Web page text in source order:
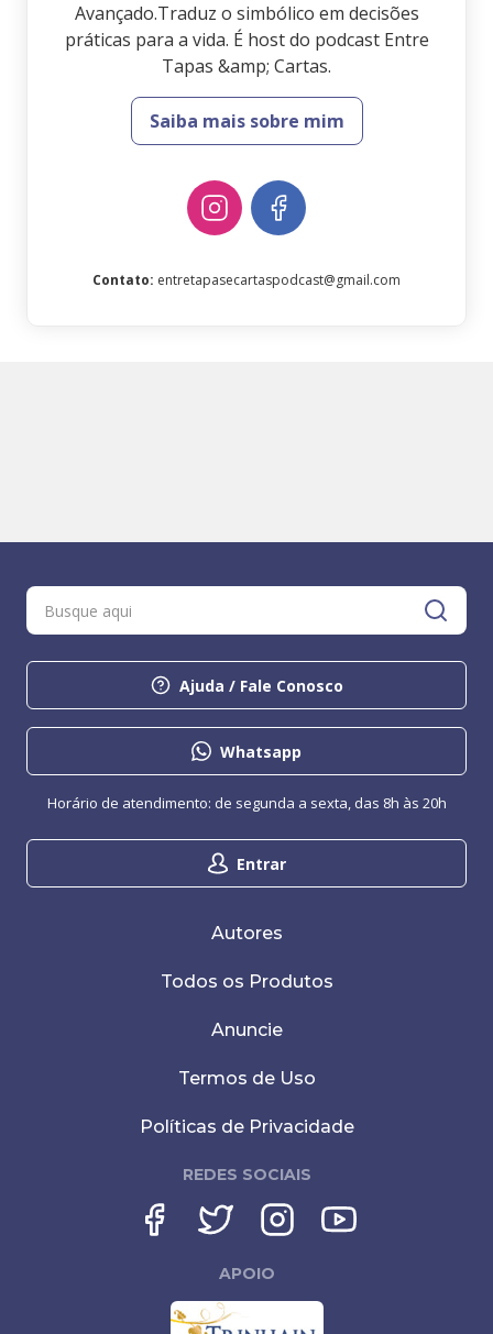
Avançado.Traduz o simbólico em decisões
práticas para a vida. É host do podcast Entre
Tapas &amp; Cartas.
Saiba mais sobre mim
Contato: entretapasecartaspodcast@gmail.com
Ajuda / Fale Conosco
Whatsapp
Entrar
Horário de atendimento: de segunda a sexta, das 8h às 20h
Autores
Todos os Produtos
Anuncie
Termos de Uso
Políticas de Privacidade
REDES SOCIAIS
APOIO